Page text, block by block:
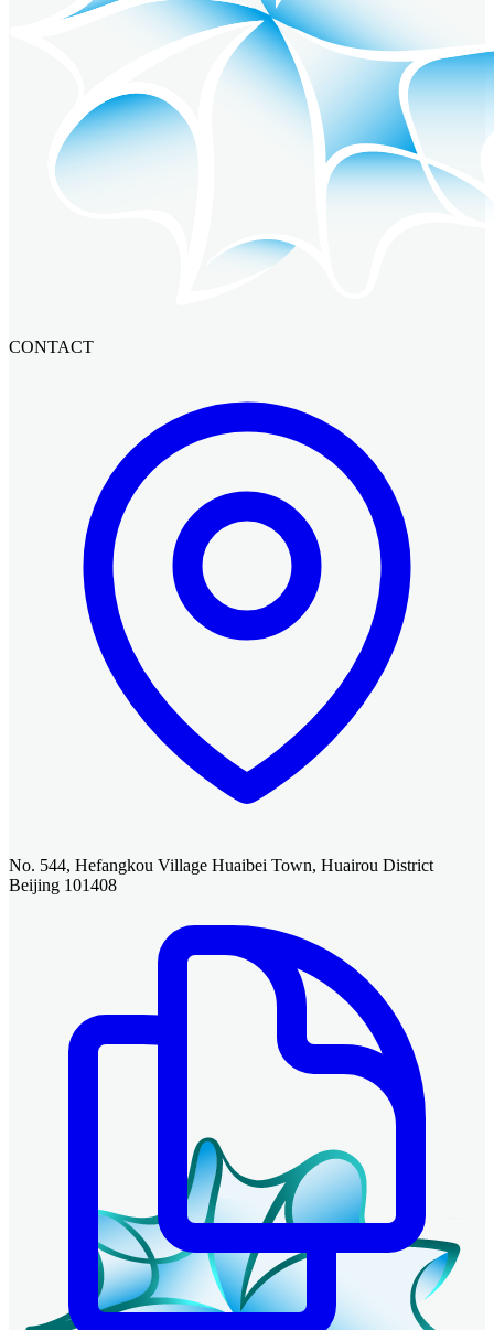
CONTACT
No. 544, Hefangkou Village Huaibei Town, Huairou District
Beijing 101408